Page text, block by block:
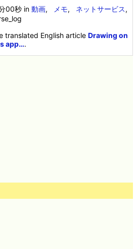
00秒 in動画, メモ, ネットサービス,
translated English articleDrawing on
app….